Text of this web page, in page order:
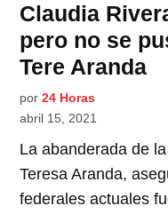
Claudia
pero no se
Tere Aranda
por 24 Horas
abril 15, 2021
La abanderada de
Teresa Aranda,
federales actuales